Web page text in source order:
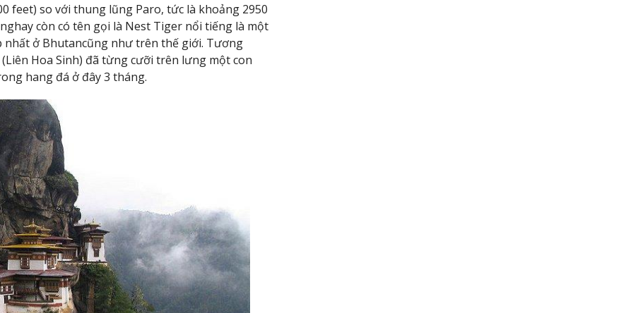
feet) so với thung lũng Paro, tức là khoảng 2950
còn có tên gọi là Nest Tiger nổi tiếng là một
ở Bhutancũng như trên thế giới. Tương
Hoa Sinh) đã từng cưỡi trên lưng một con
hang đá ở đây 3 tháng.